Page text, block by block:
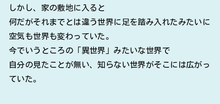
しかし、家の敷地に入ると
何だがそれまでとは違う世界に足を踏み入れたみたいに
空気も世界も変わっていた。
今でいうところの「異世界」みたいな世界で
自分の見たことが無い、知らない世界がそこには広がっ
ていた。